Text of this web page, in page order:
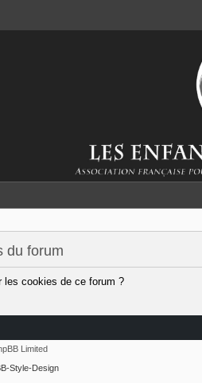
du forum
les cookies de ce forum ?
Limited
Style-Design